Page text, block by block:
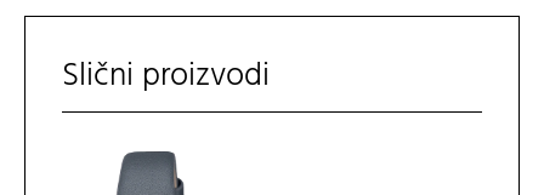
Slični proizvodi